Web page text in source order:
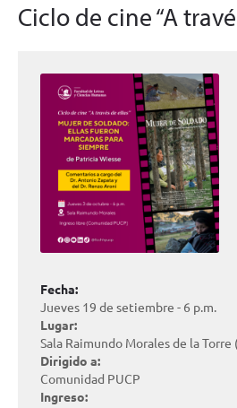
Ciclo de cine “A
Fecha:
Jueves 19 de setiembre - 6 p.m.
Lugar:
Sala Raimundo Morales de la Torre
Dirigido a:
Comunidad PUCP
Ingreso: